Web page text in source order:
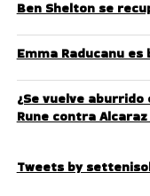
Ben Shelton se
Emma Raducanu
¿Se vuelve
Rune contra
Tweets by